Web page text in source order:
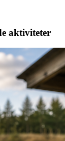
aktiviteter